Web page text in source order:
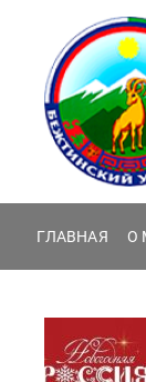
содержанию
ГЛАВНАЯ О